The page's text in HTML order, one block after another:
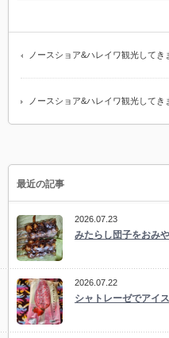
ノースショア&ハレイワ観光して
ノースショア&ハレイワ観光して
最近の記事
2026.07.23
みたらし団子をおみ
2026.07.22
シャトレーゼでアイ